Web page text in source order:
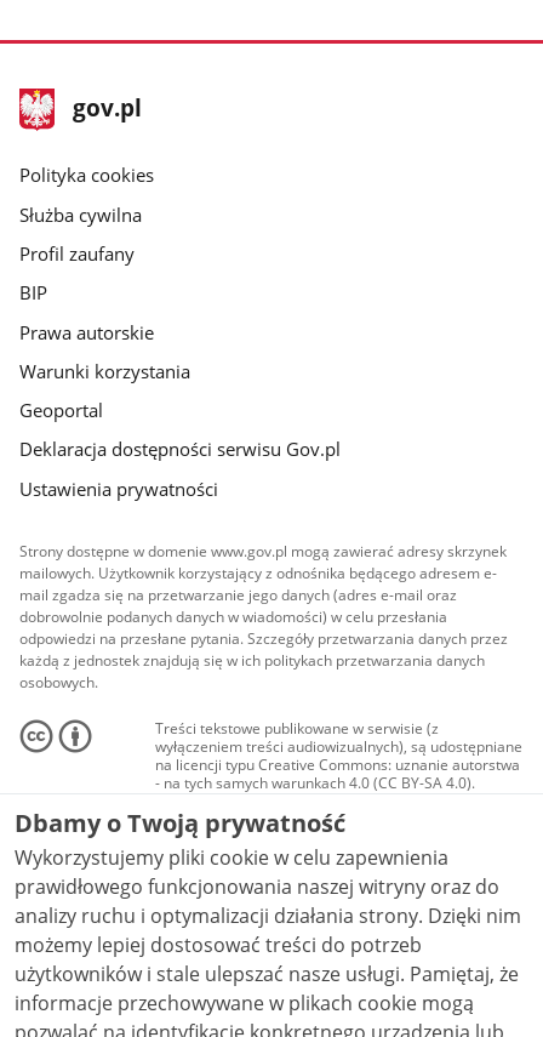
stopka
gov.pl
Strona
gov.pl
gov.pl
Polityka cookies
Służba cywilna
Profil zaufany
BIP
Prawa autorskie
Warunki korzystania
Geoportal
Deklaracja dostępności serwisu Gov.pl
Ustawienia prywatności
Strony dostępne w domenie www.gov.pl mogą zawierać adresy skrzynek
mailowych. Użytkownik korzystający z odnośnika będącego adresem e-
mail zgadza się na przetwarzanie jego danych (adres e-mail oraz
dobrowolnie podanych danych w wiadomości) w celu przesłania
odpowiedzi na przesłane pytania. Szczegóły przetwarzania danych przez
każdą z jednostek znajdują się w ich politykach przetwarzania danych
osobowych.
Treści tekstowe publikowane w serwisie (z
wyłączeniem treści audiowizualnych), są udostępniane
na licencji typu Creative Commons: uznanie autorstwa
- na tych samych warunkach 4.0 (CC BY-SA 4.0).
Materiały audiowizualne, w tym zdjęcia, materiały
audio i wideo, są udostępniane na licencji typu
Creative Commons: uznanie autorstwa użycie
niekomercyjne - bez utworów zależnych 4.0 (CC BY-
NC-ND 4.0), o ile nie jest to stwierdzone inaczej.
Dbamy o Twoją prywatność
Wykorzystujemy pliki cookie w celu zapewnienia
prawidłowego funkcjonowania naszej witryny oraz do
analizy ruchu i optymalizacji działania strony. Dzięki nim
możemy lepiej dostosować treści do potrzeb
użytkowników i stale ulepszać nasze usługi. Pamiętaj, że
informacje przechowywane w plikach cookie mogą